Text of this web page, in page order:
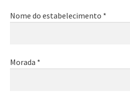
Nome do estabelecimento *
Morada *